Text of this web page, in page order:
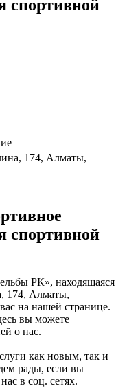
спортивной
174, Алматы,
спортивной
РК», находящаяся
174, Алматы,
на нашей странице.
вы можете
о нас.
как новым, так и
рады, если вы
в соц. сетях.